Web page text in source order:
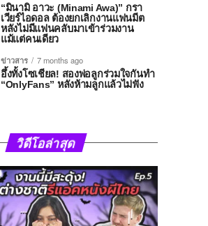
“มินามิ อาวะ (Minami Awa)” กรา
เวียร์ไอดอล ต้องยกเลิกงานแฟนมีต
หลังไม่มีแฟนคลับมาเข้าร่วมงาน
แม้แต่คนเดียว
ข่าวสาร
7 months ago
อึ้งทั้งโซเชียล! สองพ่อลูกร่วมใจกันทำ
“OnlyFans” หลังห้ามลูกแล้วไม่ฟัง
วิดีโอล่าสุด